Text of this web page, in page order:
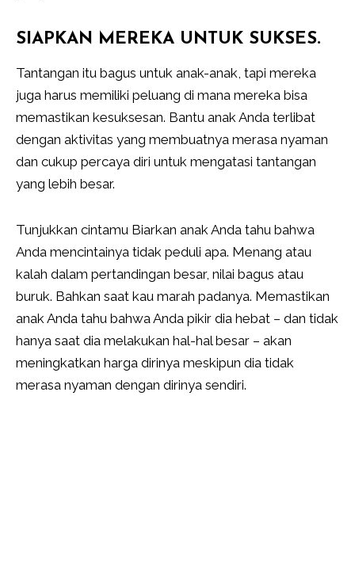
SIAPKAN MEREKA UNTUK SUKSES.
Tantangan itu bagus untuk anak-anak, tapi mereka
juga harus memiliki peluang di mana mereka bisa
memastikan kesuksesan. Bantu anak Anda terlibat
dengan aktivitas yang membuatnya merasa nyaman
dan cukup percaya diri untuk mengatasi tantangan
yang lebih besar.
Tunjukkan cintamu Biarkan anak Anda tahu bahwa
Anda mencintainya tidak peduli apa. Menang atau
kalah dalam pertandingan besar, nilai bagus atau
buruk. Bahkan saat kau marah padanya. Memastikan
anak Anda tahu bahwa Anda pikir dia hebat – dan tidak
hanya saat dia melakukan hal-hal besar – akan
meningkatkan harga dirinya meskipun dia tidak
merasa nyaman dengan dirinya sendiri.